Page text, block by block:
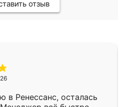
отзыв
в Ренессанс, осталась